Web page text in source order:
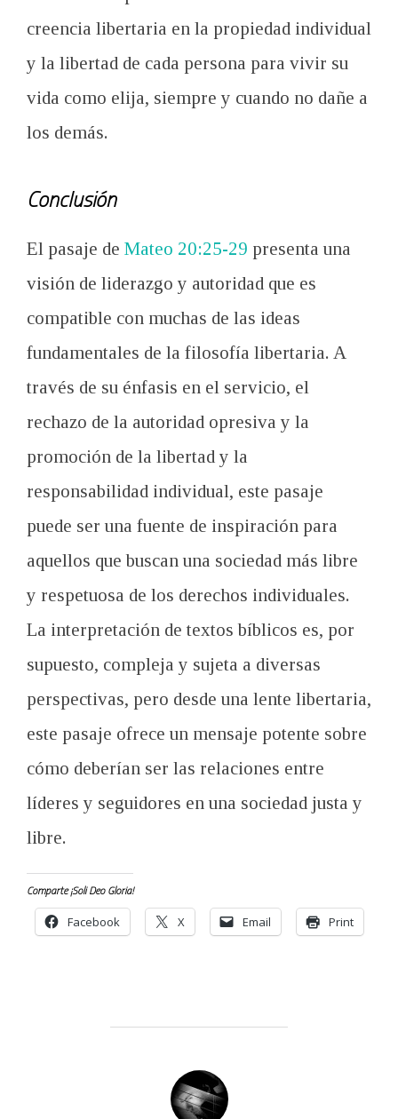
creencia libertaria en la propiedad individual
y la libertad de cada persona para vivir su
vida como elija, siempre y cuando no dañe a
los demás.
Conclusión
El pasaje de Mateo 20:25-29 presenta una
visión de liderazgo y autoridad que es
compatible con muchas de las ideas
fundamentales de la filosofía libertaria. A
través de su énfasis en el servicio, el
rechazo de la autoridad opresiva y la
promoción de la libertad y la
responsabilidad individual, este pasaje
puede ser una fuente de inspiración para
aquellos que buscan una sociedad más libre
y respetuosa de los derechos individuales.
La interpretación de textos bíblicos es, por
supuesto, compleja y sujeta a diversas
perspectivas, pero desde una lente libertaria,
este pasaje ofrece un mensaje potente sobre
cómo deberían ser las relaciones entre
líderes y seguidores en una sociedad justa y
libre.
Comparte ¡Soli Deo Gloria!
Facebook X Email Print
POST AUTHOR